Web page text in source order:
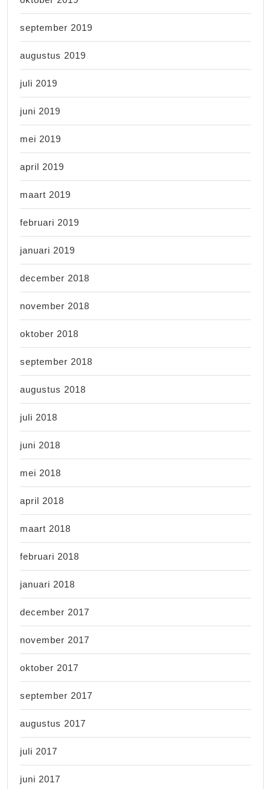
september 2019
augustus 2019
juli 2019
juni 2019
mei 2019
april 2019
maart 2019
februari 2019
januari 2019
december 2018
november 2018
oktober 2018
september 2018
augustus 2018
juli 2018
juni 2018
mei 2018
april 2018
maart 2018
februari 2018
januari 2018
december 2017
november 2017
oktober 2017
september 2017
augustus 2017
juli 2017
juni 2017